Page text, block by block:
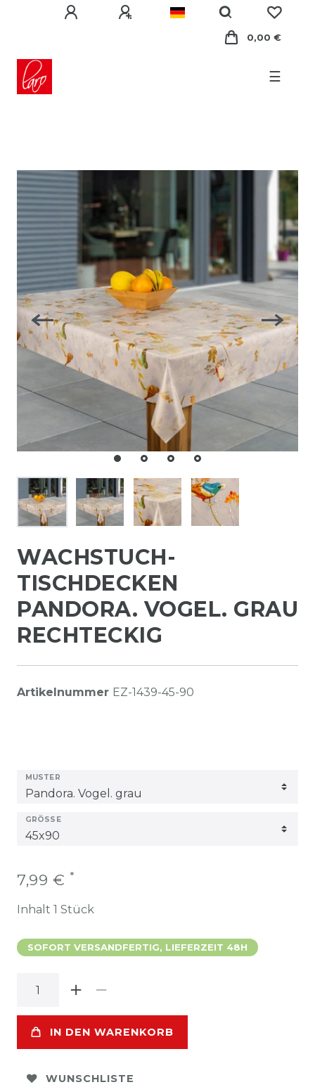
0,00 €
☰
WACHSTUCH-
TISCHDECKEN
PANDORA. VOGEL. GRAU
RECHTECKIG
Artikelnummer EZ-1439-45-90
MUSTER
GRÖSSE
7,99 € *
Inhalt 1 Stück
SOFORT VERSANDFERTIG, LIEFERZEIT 48H
IN DEN WARENKORB
WUNSCHLISTE